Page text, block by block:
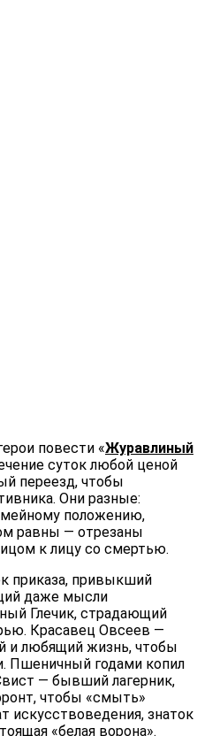
повести «Журавлиный
суток любой ценой
переезд, чтобы
Они разные:
положению,
равны — отрезаны
к лицу со смертью.
приказа, привыкший
даже мысли
Глечик, страдающий
Красавец Овсеев —
и любящий жизнь, чтобы
Пшеничный годами копил
— бывший лагерник,
чтобы «смыть»
знаток
«белая ворона».